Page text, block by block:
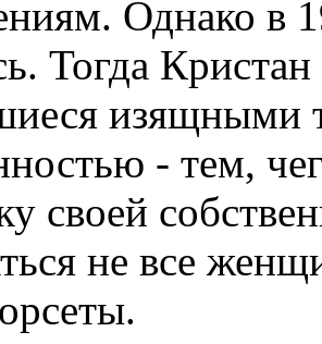
Однако в
Тогда
изящными
- тем,
своей
не все